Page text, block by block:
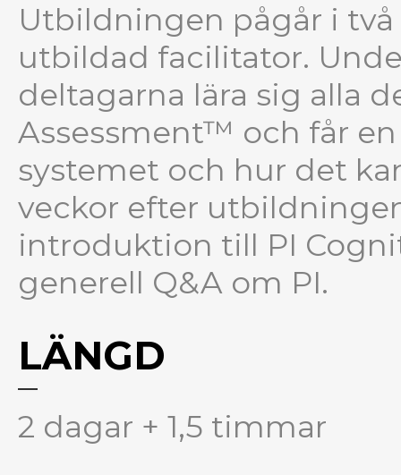
Utbildningen pågår i
utbildad facilitator.
deltagarna lära sig alla
Assessment™ och får
systemet och hur det
veckor efter
introduktion till PI
generell Q&A om PI.
LÄNGD
2 dagar + 1,5 timmar